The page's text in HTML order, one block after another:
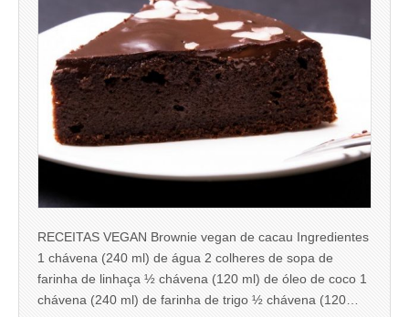
RECEITAS VEGAN Brownie vegan de cacau Ingredientes
1 chávena (240 ml) de água 2 colheres de sopa de
farinha de linhaça ½ chávena (120 ml) de óleo de coco 1
chávena (240 ml) de farinha de trigo ½ chávena (120…